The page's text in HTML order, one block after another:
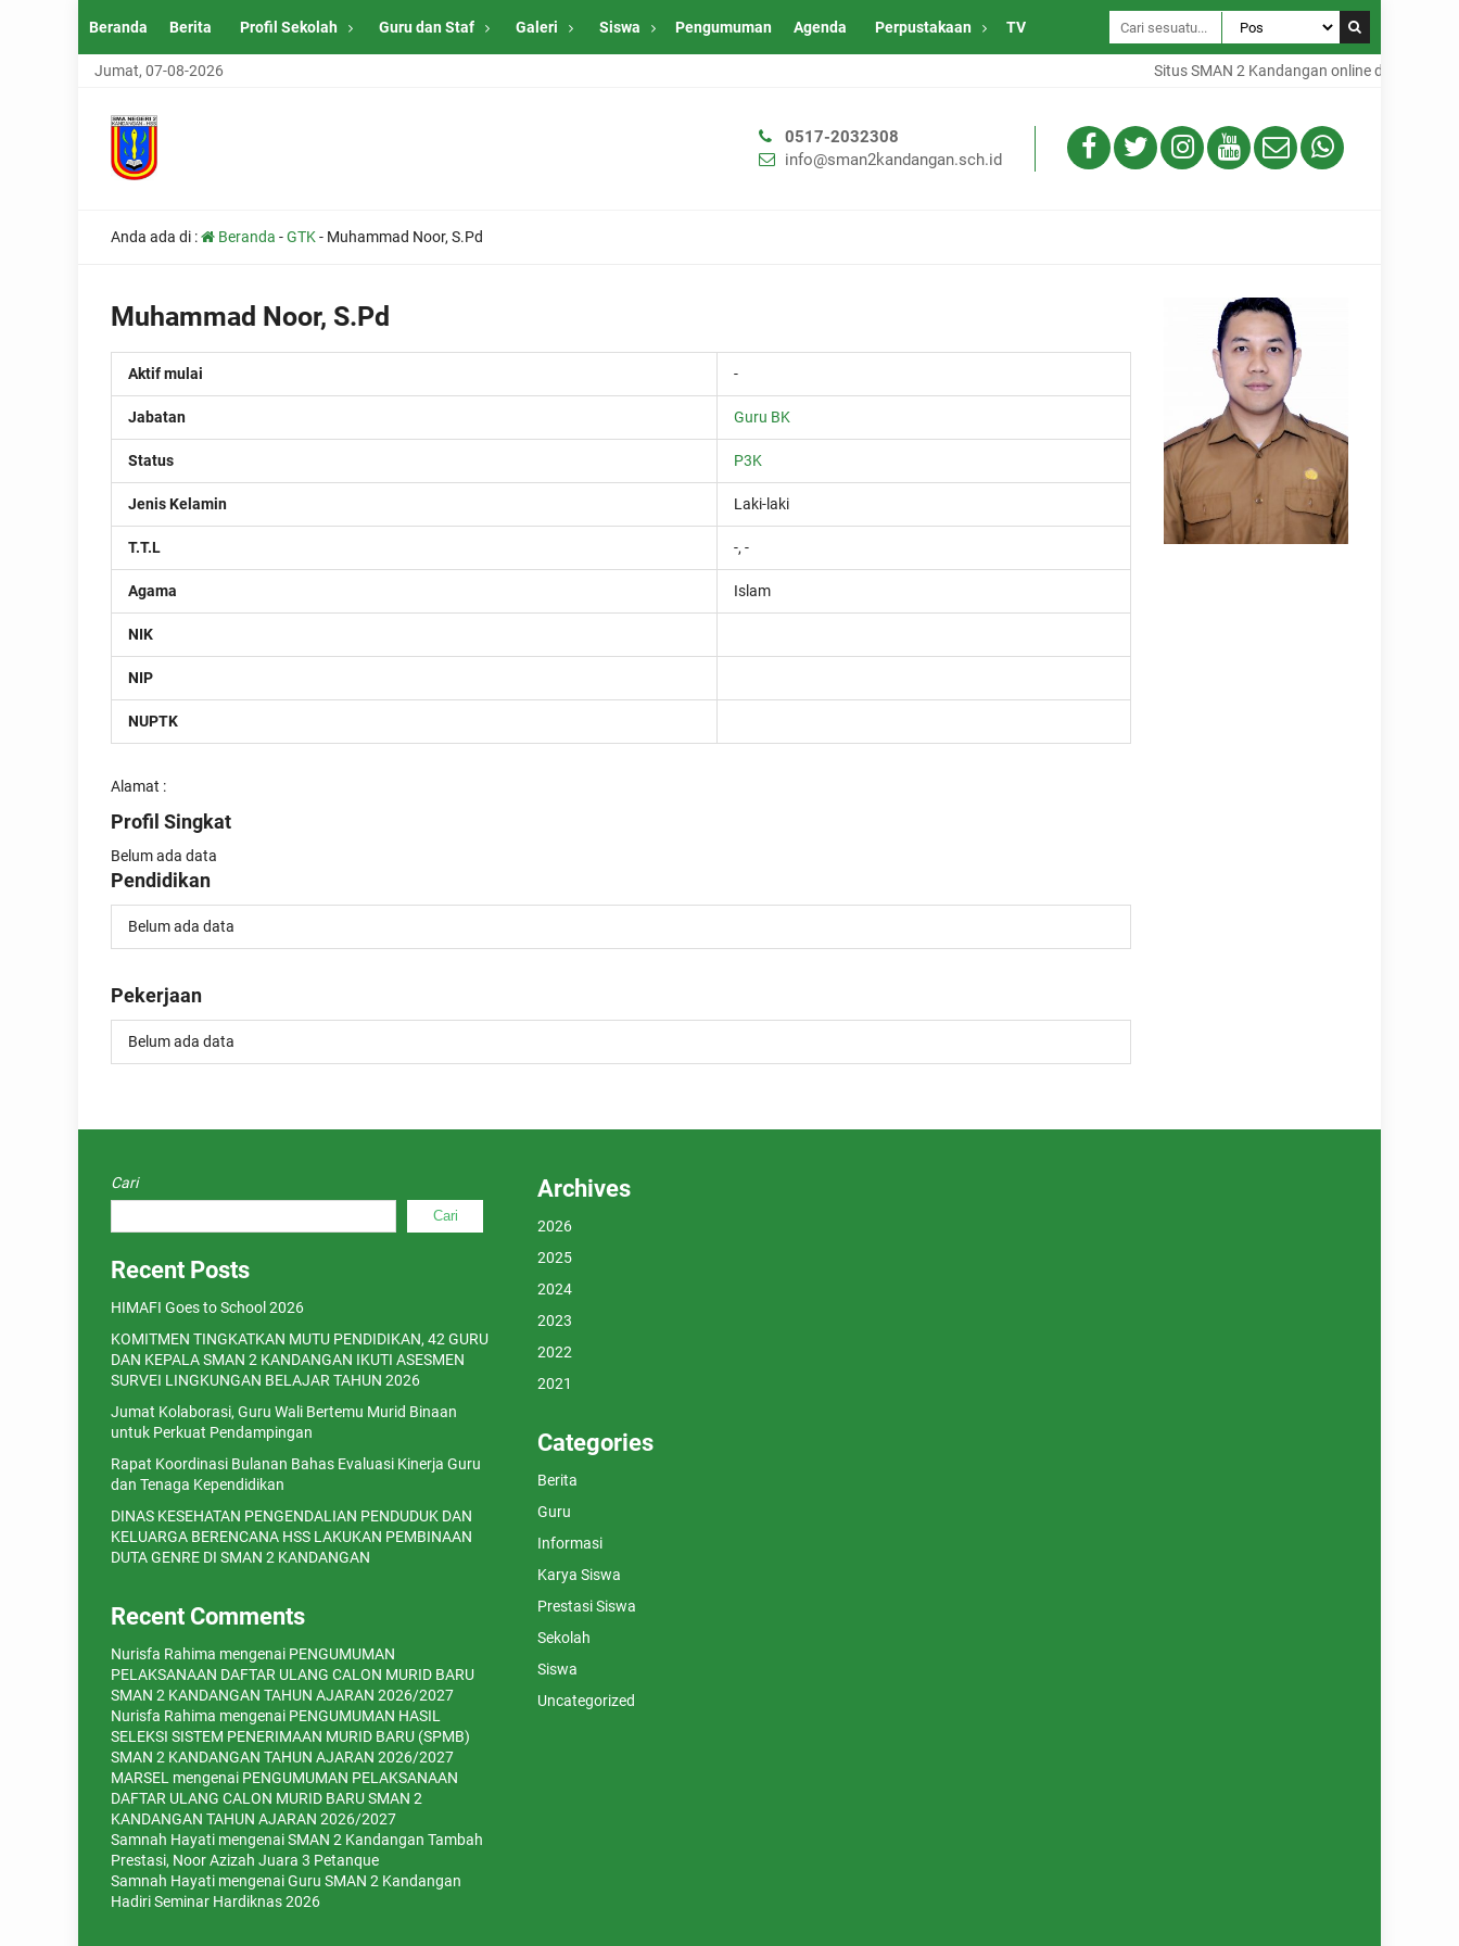
Beranda Berita Profil Sekolah Guru dan Staf Galeri Siswa Pengumuman Agenda Perpustakaan TV
Jumat, 07-08-2026 Situs SMAN 2 Kandangan online dari Desa
0517-2032308
info@sman2kandangan.sch.id
Anda ada di : Beranda -GTK- Muhammad Noor, S.Pd
Muhammad Noor, S.Pd
Aktif mulai -
Jabatan Guru BK
Status P3K
Jenis Kelamin Laki-laki
T.T.L -, -
Agama Islam
NIK
NIP
NUPTK
Alamat :
Profil Singkat
Belum ada data
Pendidikan
Belum ada data
Pekerjaan
Belum ada data
Cari
Cari
Recent Posts
HIMAFI Goes to School 2026
KOMITMEN TINGKATKAN MUTU PENDIDIKAN, 42 GURU
DAN KEPALA SMAN 2 KANDANGAN IKUTI ASESMEN
SURVEI LINGKUNGAN BELAJAR TAHUN 2026
Jumat Kolaborasi, Guru Wali Bertemu Murid Binaan
untuk Perkuat Pendampingan
Rapat Koordinasi Bulanan Bahas Evaluasi Kinerja Guru
dan Tenaga Kependidikan
DINAS KESEHATAN PENGENDALIAN PENDUDUK DAN
KELUARGA BERENCANA HSS LAKUKAN PEMBINAAN
DUTA GENRE DI SMAN 2 KANDANGAN
Recent Comments
Nurisfa Rahima mengenai PENGUMUMAN
PELAKSANAAN DAFTAR ULANG CALON MURID BARU
SMAN 2 KANDANGAN TAHUN AJARAN 2026/2027
Nurisfa Rahima mengenai PENGUMUMAN HASIL
SELEKSI SISTEM PENERIMAAN MURID BARU (SPMB)
SMAN 2 KANDANGAN TAHUN AJARAN 2026/2027
MARSEL mengenai PENGUMUMAN PELAKSANAAN
DAFTAR ULANG CALON MURID BARU SMAN 2
KANDANGAN TAHUN AJARAN 2026/2027
Samnah Hayati mengenaiSMAN 2 Kandangan Tambah
Prestasi, Noor Azizah Juara 3 Petanque
Samnah Hayati mengenaiGuru SMAN 2 Kandangan
Hadiri Seminar Hardiknas 2026
Archives
2026
2025
2024
2023
2022
2021
Categories
Berita
Guru
Informasi
Karya Siswa
Prestasi Siswa
Sekolah
Siswa
Uncategorized